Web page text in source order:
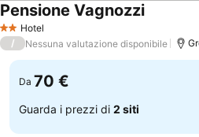
2 StelleHotel
Pensione Vagnozzi
/ Nessuna valutazione disponibile
Da 70 €
Guarda i prezzi di 2 siti